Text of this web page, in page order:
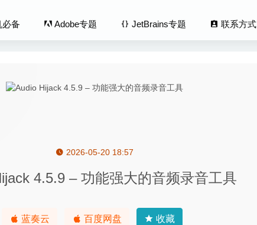
必备 Adobe专题 JetBrains专题 联系方式
2026-05-20 18:57
4.5.9 – 功能强大的音频录音工具
蓝奏云 百度网盘 收藏
Pro 7.14.2226 中文版-MacOS全能视频播放器 2020-08-12
1.0.15 – 实用的照片处理调色软件 2020-07-09